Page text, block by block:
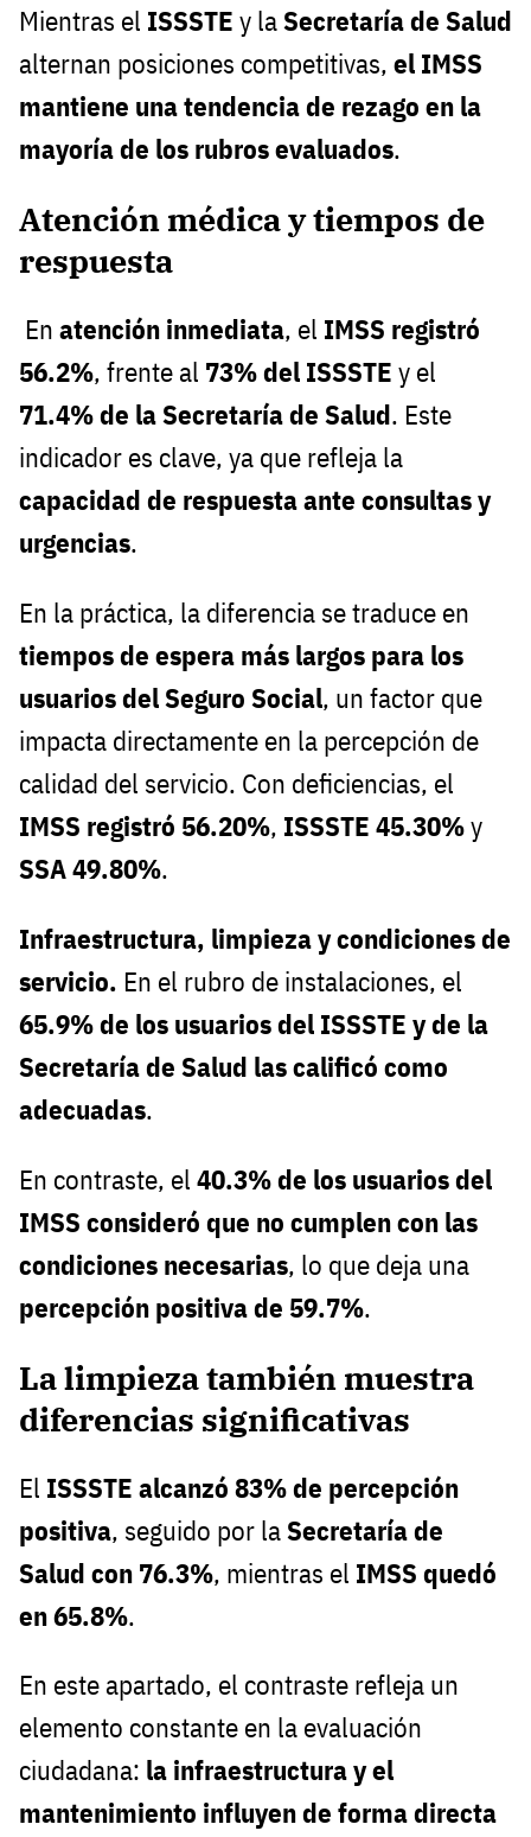
Mientras el ISSSTE y laSecretaría de Salud
alternan posiciones competitivas, el IMSS
mantiene una tendencia de rezago en la
mayoría de los rubros evaluados.
Atención médica y tiempos de
respuesta
En atención inmediata, el IMSS registró
56.2%, frente al 73% del ISSSTE y el
71.4% de la Secretaría de Salud. Este
indicador es clave, ya que refleja la
capacidad de respuesta ante consultas y
urgencias.
En la práctica, la diferencia se traduce en
tiempos de espera más largos para los
usuarios del Seguro Social, un factor que
impacta directamente en la percepción de
calidad del servicio. Con deficiencias, el
IMSS registró 56.20%, ISSSTE 45.30%y
SSA 49.80%.
Infraestructura, limpieza y condiciones de
servicio. En el rubro de instalaciones, el
65.9% de los usuarios del ISSSTE y de la
Secretaría de Salud las calificó como
adecuadas.
En contraste, el 40.3% de los usuarios del
IMSS consideró que no cumplen con las
condiciones necesarias, lo que deja una
percepción positiva de 59.7%.
La limpieza también muestra
diferencias significativas
El ISSSTE alcanzó 83% de percepción
positiva, seguido por laSecretaría de
Salud con 76.3%, mientras el IMSS quedó
en 65.8%.
En este apartado, el contraste refleja un
elemento constante en la evaluación
ciudadana: la infraestructura y el
mantenimiento influyen de forma directa